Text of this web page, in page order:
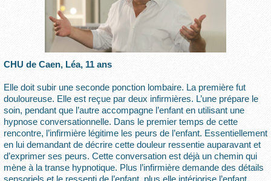
CHU de Caen, Léa, 11 ans
Elle doit subir une seconde ponction lombaire. La première fut
douloureuse. Elle est reçue par deux infirmières. L’une prépare le
soin, pendant que l’autre accompagne l’enfant en utilisant une
hypnose conversationnelle. Dans le premier temps de cette
rencontre, l’infirmière légitime les peurs de l’enfant. Essentiellement
en lui demandant de décrire cette douleur ressentie auparavant et
d’exprimer ses peurs. Cette conversation est déjà un chemin qui
mène à la transe hypnotique. Plus l’infirmière demande des détails
sensoriels et le ressenti de l’enfant, plus elle intériorise l’enfant.